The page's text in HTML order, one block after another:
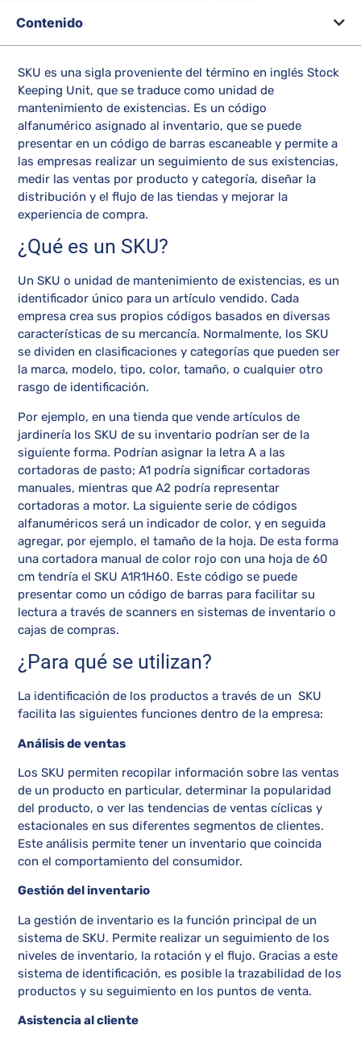
Contenido
SKU es una sigla proveniente del término en inglés Stock
Keeping Unit, que se traduce como unidad de
mantenimiento de existencias. Es un código
alfanumérico asignado al inventario, que se puede
presentar en un código de barras escaneable y permite a
las empresas realizar un seguimiento de sus existencias,
medir las ventas por producto y categoría, diseñar la
distribución y el flujo de las tiendas y mejorar la
experiencia de compra.
¿Qué es un SKU?
Un SKU o unidad de mantenimiento de existencias, es un
identificador único para un artículo vendido. Cada
empresa crea sus propios códigos basados en diversas
características de su mercancía. Normalmente, los SKU
se dividen en clasificaciones y categorías que pueden ser
la marca, modelo, tipo, color, tamaño, o cualquier otro
rasgo de identificación.
Por ejemplo, en una tienda que vende artículos de
jardinería los SKU de su inventario podrían ser de la
siguiente forma. Podrían asignar la letra A a las
cortadoras de pasto; A1 podría significar cortadoras
manuales, mientras que A2 podría representar
cortadoras a motor. La siguiente serie de códigos
alfanuméricos será un indicador de color, y en seguida
agregar, por ejemplo, el tamaño de la hoja. De esta forma
una cortadora manual de color rojo con una hoja de 60
cm tendría el SKU A1R1H60. Este código se puede
presentar como un código de barras para facilitar su
lectura a través de scanners en sistemas de inventario o
cajas de compras.
¿Para qué se utilizan?
La identificación de los productos a través de un SKU
facilita las siguientes funciones dentro de la empresa:
Análisis de ventas
Los SKU permiten recopilar información sobre las ventas
de un producto en particular, determinar la popularidad
del producto, o ver las tendencias de ventas cíclicas y
estacionales en sus diferentes segmentos de clientes.
Este análisis permite tener un inventario que coincida
con el comportamiento del consumidor.
Gestión del inventario
La gestión de inventario es la función principal de un
sistema de SKU. Permite realizar un seguimiento de los
niveles de inventario, la rotación y el flujo. Gracias a este
sistema de identificación, es posible la trazabilidad de los
productos y su seguimiento en los puntos de venta.
Asistencia al cliente